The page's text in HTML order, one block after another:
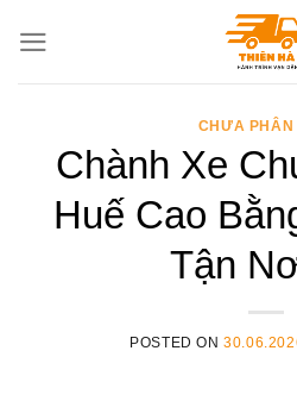
CHƯA PHÂN
Chành Xe
Huế Cao
Tận
POSTED ON